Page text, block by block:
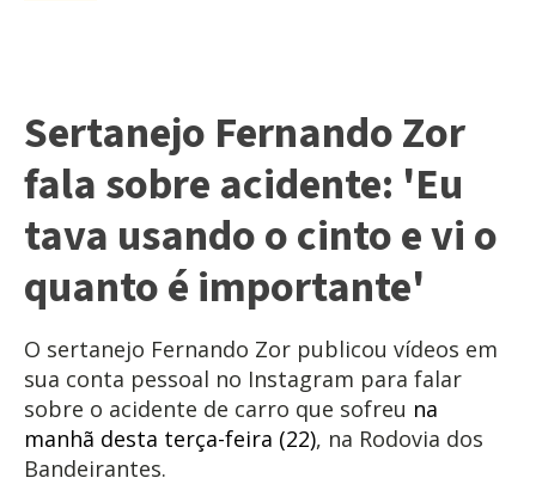
Sertanejo Fernando Zor
fala sobre acidente: 'Eu
tava usando o cinto e vi o
quanto é importante'
O sertanejo Fernando Zor publicou vídeos em
sua conta pessoal no Instagram para falar
sobre o acidente de carro que sofreu na
manhã desta terça-feira (22), na Rodovia dos
Bandeirantes.